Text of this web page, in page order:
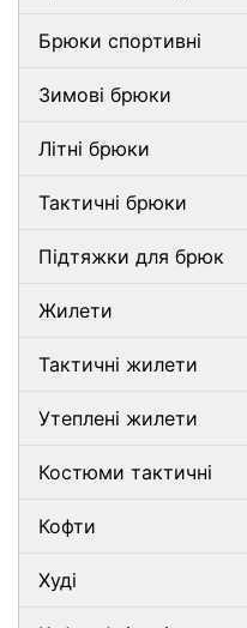
Брюки спортивні
Зимові брюки
Літні брюки
Тактичні брюки
Підтяжки для брюк
Жилети
Тактичні жилети
Утеплені жилети
Костюми тактичні
Кофти
Худі